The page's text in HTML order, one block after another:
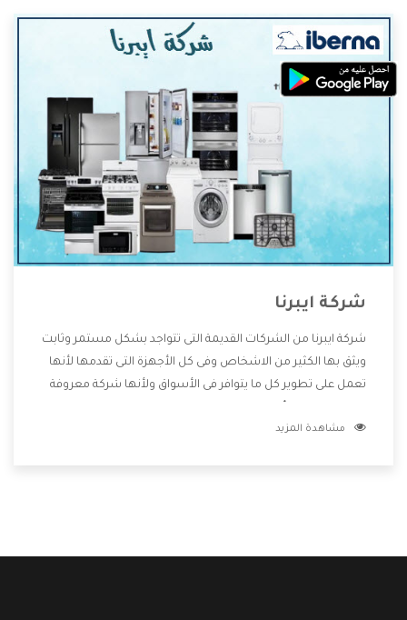
شركة ايبرنا
شركة ايبرنا من الشركات القديمة التى تتواجد بشكل مستمر وثابت
ويثق بها الكثير من الاشخاص وفى كل الأجهزة التى تقدمها لأنها
تعمل على تطوير كل ما يتوافر فى الأسواق ولأنها شركة معروفة
للعملاء أقوى العروض والخصومات التى تسهل على المستهلك
مشاهدة المزيد